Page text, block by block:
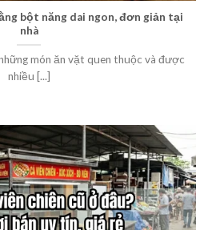
bột năng dai ngon, đơn giản tại
nhà
món ăn vặt quen thuộc và được
nhiều [...]